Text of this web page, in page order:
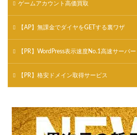
ゲームアカウント高価買取
【AP】無課金でダイヤをGETする裏ワザ
【PR】WordPress表示速度No.1高速サーバー
【PR】格安ドメイン取得サービス